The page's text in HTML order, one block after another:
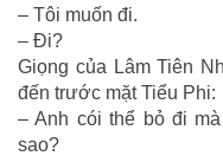
– Tôi muốn đi.
– Đi?
Giọng của Lâm Tiên
đến trước mặt Tiểu Phi:
– Anh cói thể bỏ đi
sao?